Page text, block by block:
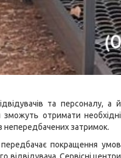
та персоналу, а й
отримати необхідні
непередбачених затримок.
передбачає покращення умов